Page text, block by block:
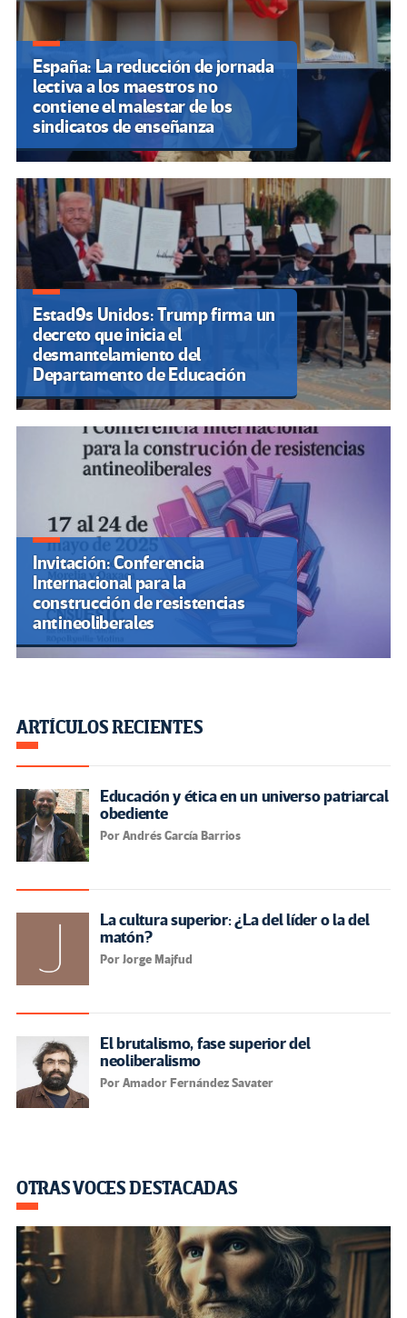
España: La reducción de jornada
lectiva a los maestros no
contiene el malestar de los
sindicatos de enseñanza
Estad9s Unidos: Trump firma un
decreto que inicia el
desmantelamiento del
Departamento de Educación
Invitación: Conferencia
Internacional para la
construcción de resistencias
antineoliberales
ARTÍCULOS RECIENTES
Educación y ética en un universo patriarcal
obediente
Por Andrés García Barrios
La cultura superior: ¿La del líder o la del
matón?
Por Jorge Majfud
El brutalismo, fase superior del
neoliberalismo
Por Amador Fernández Savater
OTRAS VOCES DESTACADAS